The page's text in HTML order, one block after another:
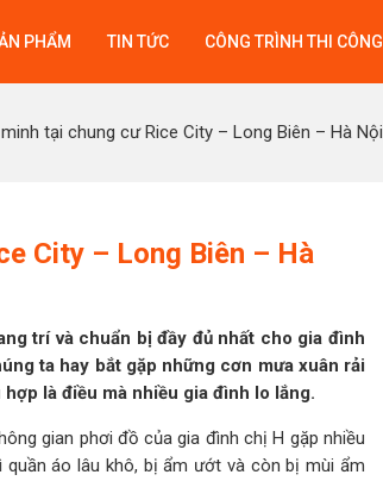
PHẨM TIN TỨC CÔNG TRÌNH THI CÔNG
tại chung cư Rice City – Long Biên – Hà Nội
City – Long Biên – Hà
trí và chuẩn bị đầy đủ nhất cho gia đình
ta hay bắt gặp những cơn mưa xuân rải
là điều mà nhiều gia đình lo lắng.
gian phơi đồ của gia đình chị H gặp nhiều
áo lâu khô, bị ẩm ướt và còn bị mùi ẩm